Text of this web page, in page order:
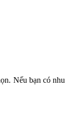
Nếu bạn có nhu